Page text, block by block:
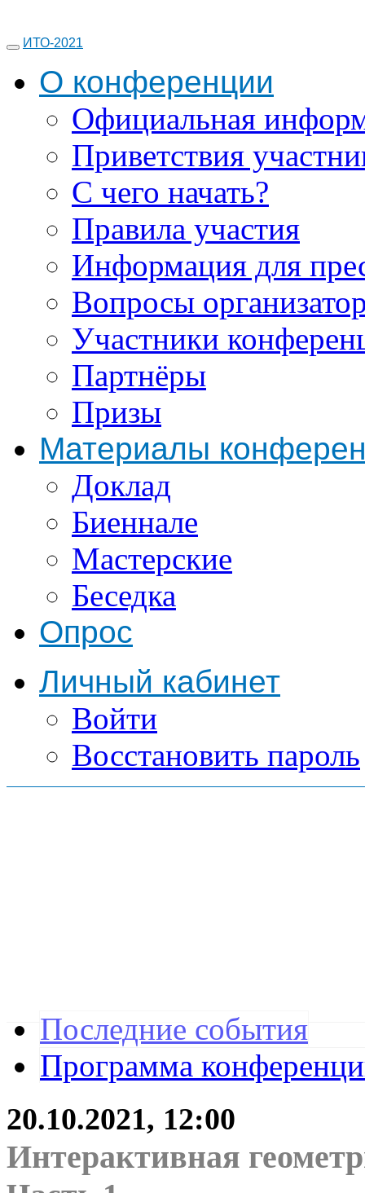
ИТО-2021
О конференции
Официальная
Приветствия
С чего начать?
Правила участия
Информация для
Вопросы
Участники
Партнёры
Призы
Материалы
Доклад
Биеннале
Мастерские
Беседка
Опрос
Личный кабинет
Войти
Восстановить пароль
Последние события
Программа
20.10.2021, 12:00
Интерактивная